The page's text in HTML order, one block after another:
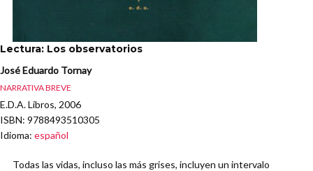
Lectura: Los observatorios
José Eduardo Tornay
NARRATIVA BREVE
E.D.A. Libros, 2006
ISBN: 9788493510305
Idioma: español
Todas las vidas, incluso las más grises, incluyen un intervalo